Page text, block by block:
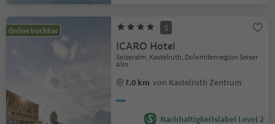
Online buchbar S
ICARO Hotel
Seiseralm, Kastelruth, Dolomitenregion Seiser
Alm
7.0 km von Kastelruth Zentrum
Nachhaltigkeitslabel Level 2